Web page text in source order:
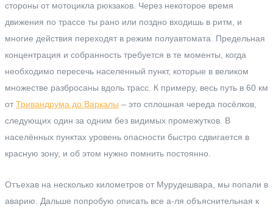
стороны от мотоцикла рюкзаков. Через некоторое время
движения по трассе ты рано или поздно входишь в ритм, и
многие действия переходят в режим полуавтомата. Предельная
концентрация и собранность требуется в те моменты, когда
необходимо пересечь населенный пункт, которые в великом
множестве разбросаны вдоль трасс. К примеру, весь путь в 60 км
от Тривандрума до Варкалы – это сплошная череда посёлков,
следующих один за одним без видимых промежутков. В
населённых пунктах уровень опасности быстро сдвигается в
красную зону, и об этом нужно помнить постоянно.
Отъехав на несколько километров от Мурудешвара, мы попали в
аварию. Дальше попробую описать все а-ля объяснительная к